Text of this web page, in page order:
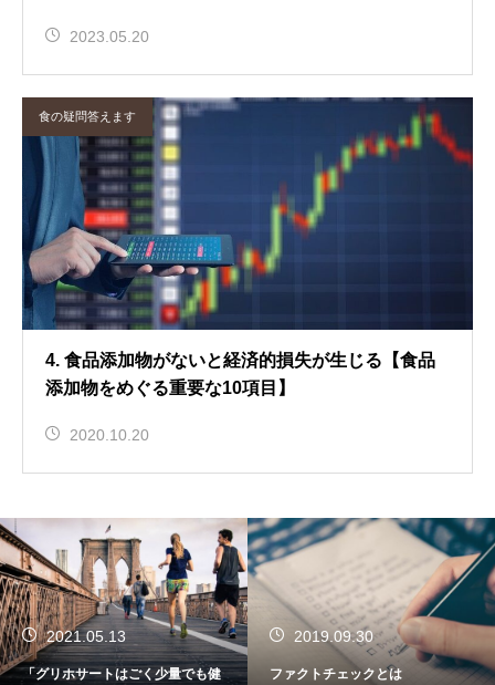
2023.05.20
食の疑問答えます
4. 食品添加物がないと経済的損失が生じる【食品
添加物をめぐる重要な10項目】
2020.10.20
2021.05.13
「グリホサートはごく少量でも健
2019.09.30
ファクトチェックとは